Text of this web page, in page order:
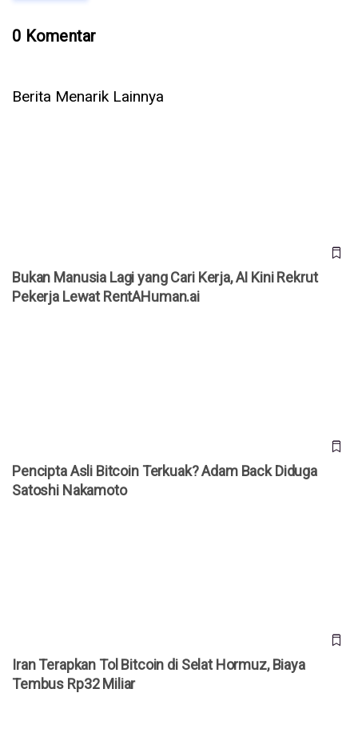
0 Komentar
Berita Menarik Lainnya
Bukan Manusia Lagi yang Cari Kerja, AI Kini Rekrut
Pekerja Lewat RentAHuman.ai
Pencipta Asli Bitcoin Terkuak? Adam Back Diduga
Satoshi Nakamoto
Iran Terapkan Tol Bitcoin di Selat Hormuz, Biaya
Tembus Rp32 Miliar